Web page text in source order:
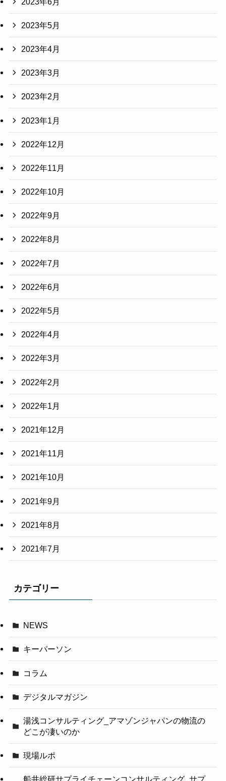
2023年5月
2023年4月
2023年3月
2023年2月
2023年1月
2022年12月
2022年11月
2022年10月
2022年9月
2022年8月
2022年7月
2022年6月
2022年5月
2022年4月
2022年3月
2022年2月
2022年1月
2021年12月
2021年11月
2021年10月
2021年9月
2021年8月
2021年7月
カテゴリー
NEWS
キーパーソン
コラム
デジタルマガジン
湯浅コンサルティング_アマゾンジャパンの物流の
どこが凄いのか
現場ルポ
船井総研サプライチェーンコンサルティング_サプ